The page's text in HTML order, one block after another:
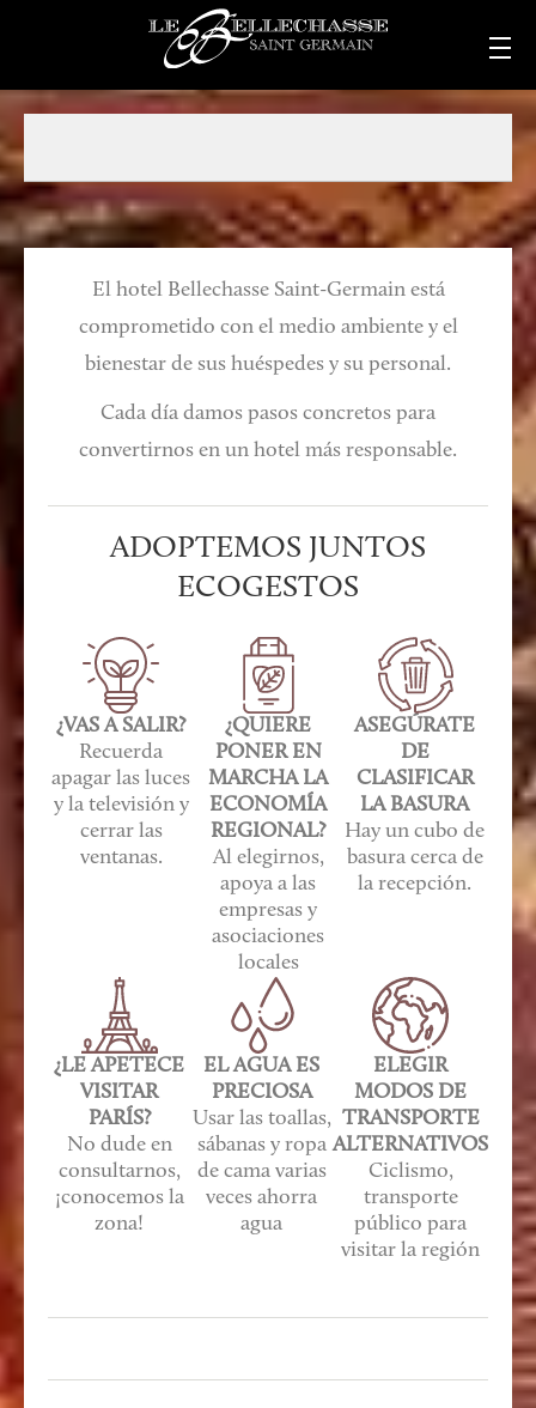
El hotel Bellechasse Saint-Germain está
comprometido con el medio ambiente y el
bienestar de sus huéspedes y su personal.
Cada día damos pasos concretos para
convertirnos en un hotel más responsable.
ADOPTEMOS JUNTOS
ECOGESTOS
¿VAS A SALIR?
Recuerda
apagar las luces
y la televisión y
cerrar las
ventanas.
¿QUIERE
PONER EN
MARCHA LA
ECONOMÍA
REGIONAL?
Al elegirnos,
apoya a las
empresas y
asociaciones
locales
ASEGÚRATE
DE
CLASIFICAR
LA BASURA
Hay un cubo de
basura cerca de
la recepción.
¿LE APETECE
VISITAR
PARÍS?
No dude en
consultarnos,
¡conocemos la
zona!
EL AGUA ES
PRECIOSA
Usar las toallas,
sábanas y ropa
de cama varias
veces ahorra
agua
ELEGIR
MODOS DE
TRANSPORTE
ALTERNATIVOS
Ciclismo,
transporte
público para
visitar la región